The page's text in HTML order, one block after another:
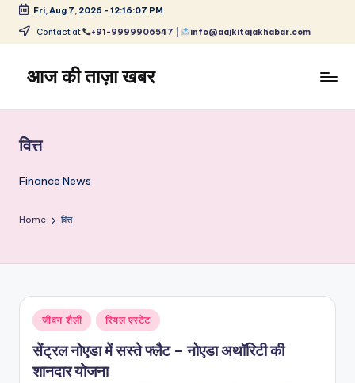
Skip
content
Fri, Aug 7, 2026 - 12:16:07 PM
Contact at +91-9999906547 | info@aajkitajakhabar.com
आज की ताज़ा खबर
ताज़ा
समाचार
और
वित्त
Finance News
Home वित्त
Posted
in
जीवन शैली रियल एस्टेट
सेंट्रल नोएडा में सस्ते फ्लैट – नोएडा अथॉरिटी की
शानदार योजना